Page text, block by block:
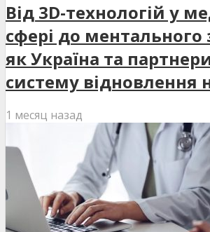
Від 3D-технологій у
сфері до ментального
як Україна та
систему відновлення
1 месяц назад